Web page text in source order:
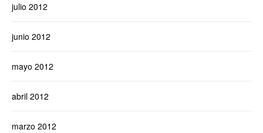
julio 2012
junio 2012
mayo 2012
abril 2012
marzo 2012